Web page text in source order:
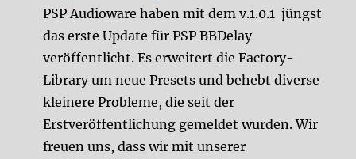
PSP Audioware haben mit dem v.1.0.1 jüngst
das erste Update für PSP BBDelay
veröffentlicht. Es erweitert die Factory-
Library um neue Presets und behebt diverse
kleinere Probleme, die seit der
Erstveröffentlichung gemeldet wurden. Wir
freuen uns, dass wir mit unserer